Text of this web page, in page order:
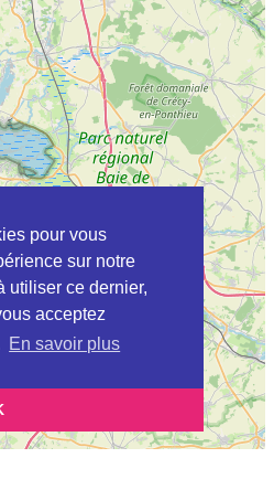
pour vous
sur notre
utiliser ce dernier,
acceptez
En savoir plus